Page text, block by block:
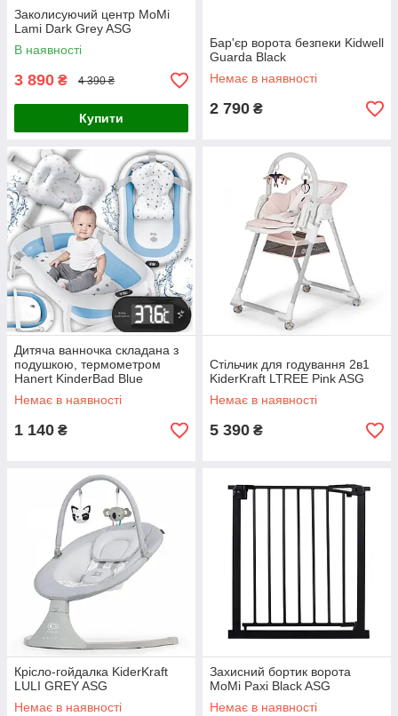
Заколисуючий центр MoMi
Lami Dark Grey ASG
В наявності
3 890 ₴ 4 390 ₴
Купити
Бар'єр ворота безпеки Kidwell
Guarda Black
Немає в наявності
2 790 ₴
Дитяча ванночка складана з
подушкою, термометром
Hanert KinderBad Blue
Немає в наявності
1 140 ₴
Стільчик для годування 2в1
KiderKraft LTREE Pink ASG
Немає в наявності
5 390 ₴
Крісло-гойдалка KiderKraft
LULI GREY ASG
Немає в наявності
Захисний бортик ворота
MoMi Paxi Black ASG
Немає в наявності